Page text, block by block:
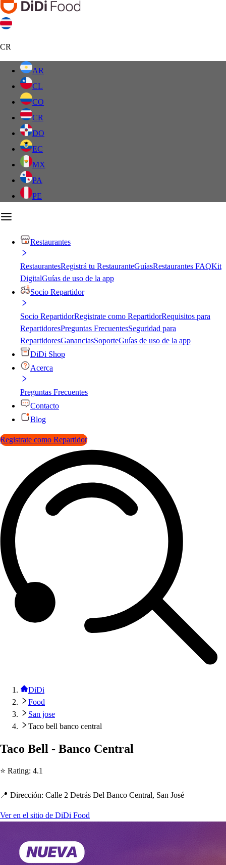
CR
AR
CL
CO
CR
DO
EC
MX
PA
PE
Restaurantes
RestaurantesRegistrá tu RestauranteGuíasRestaurantes FAQKit
DigitalGuías de uso de la app
Socio Repartidor
Socio RepartidorRegistrate como RepartidorRequisitos para
RepartidoresPreguntas FrecuentesSeguridad para
RepartidoresGananciasSoporteGuías de uso de la app
DiDi Shop
Acerca
Preguntas Frecuentes
Contacto
Blog
Registrate como Repartidor
DiDi
Food
San jose
Taco bell banco central
Taco Bell - Banco Central
⭐ Rating: 4.1
📍 Dirección: Calle 2 Detrás Del Banco Central, San José
Ver en el sitio de DiDi Food